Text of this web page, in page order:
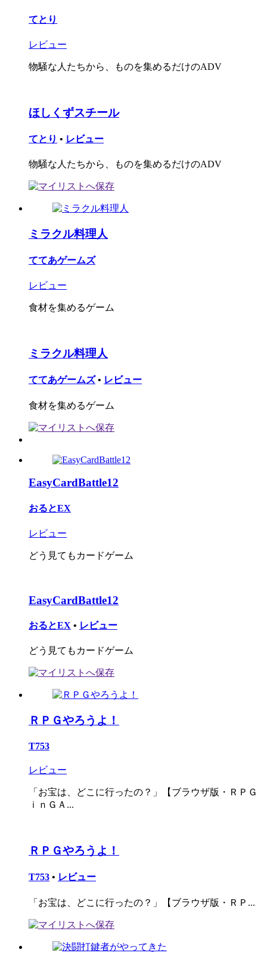
てとり
レビュー
物騒な人たちから、ものを集めるだけのADV
ほしくずスチール
てとり • レビュー
物騒な人たちから、ものを集めるだけのADV
ミラクル料理人
ててあゲームズ
レビュー
食材を集めるゲーム
ミラクル料理人
ててあゲームズ • レビュー
食材を集めるゲーム
EasyCardBattle12
おるとEX
レビュー
どう見てもカードゲーム
EasyCardBattle12
おるとEX • レビュー
どう見てもカードゲーム
ＲＰＧやろうよ！
T753
レビュー
「お宝は、どこに行ったの？」【ブラウザ版・ＲＰＧ
ｉｎＧＡ...
ＲＰＧやろうよ！
T753 • レビュー
「お宝は、どこに行ったの？」【ブラウザ版・ＲＰ...